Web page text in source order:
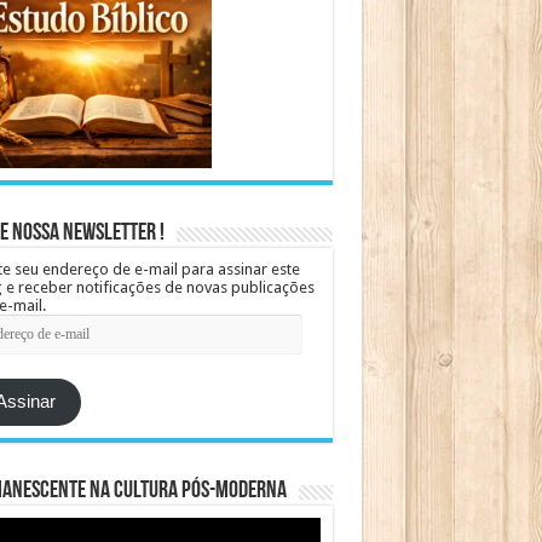
Nossa Newsletter !
seu endereço de e-mail para assinar este
e receber notificações de novas publicações
mail.
na cultura pós-moderna